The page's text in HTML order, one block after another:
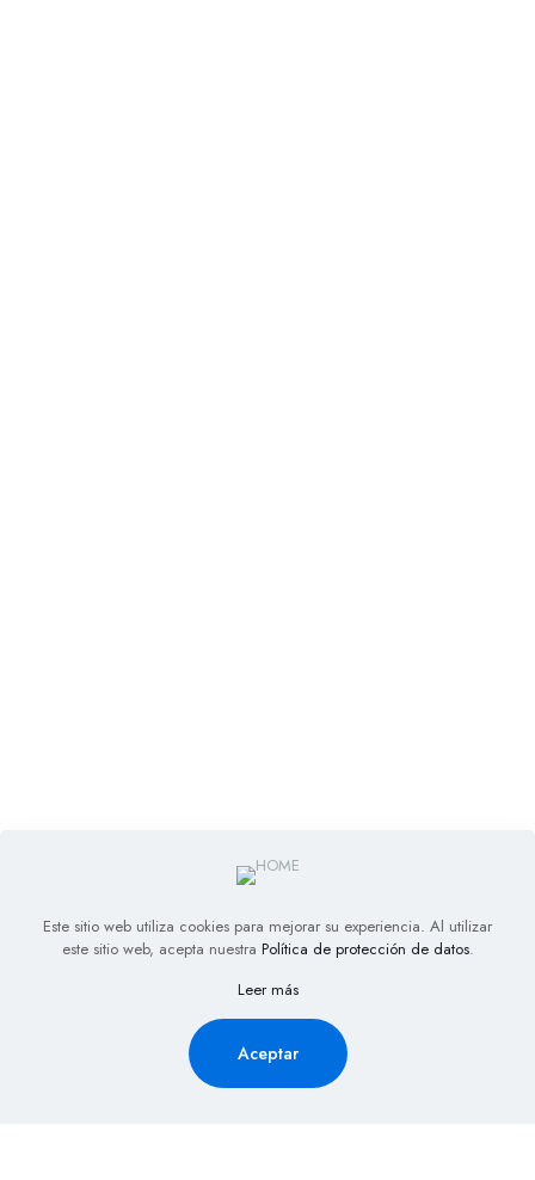
Este sitio web utiliza cookies para mejorar su experiencia. Al utilizar
este sitio web, acepta nuestra Política de protección de datos.
Leer más
Aceptar